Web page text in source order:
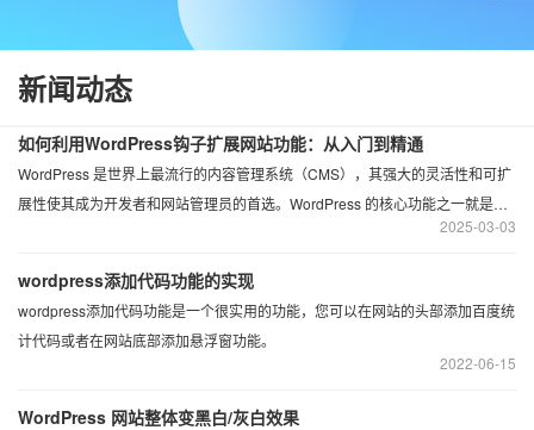
新闻动态
03-03
2025
如何利用WordPress钩子扩展网站功能：从入门到精通
WordPress 是世界上最流行的内容管理系统（CMS），其强大的灵活性和可扩
展性使其成为开发者和网站管理员的首选。WordPress 的核心功能之一就是其
钩子（Hooks）系统，它允许开发者在不修改核心代码的情况下，扩展和修改
06-15
2022
wordpress添加代码功能的实现
wordpress添加代码功能是一个很实用的功能，您可以在网站的头部添加百度统
计代码或者在网站底部添加悬浮窗功能。
WordPress 网站整体变黑白/灰白效果